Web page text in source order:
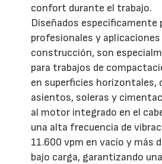
confort durante el trabajo.
Diseñados específicamente
profesionales y
construcción, son
para trabajos de
en superficies horizontales,
asientos, soleras y
al motor integrado en el
una alta frecuencia de
11.600 vpm en vacío y más
bajo carga, garantizando